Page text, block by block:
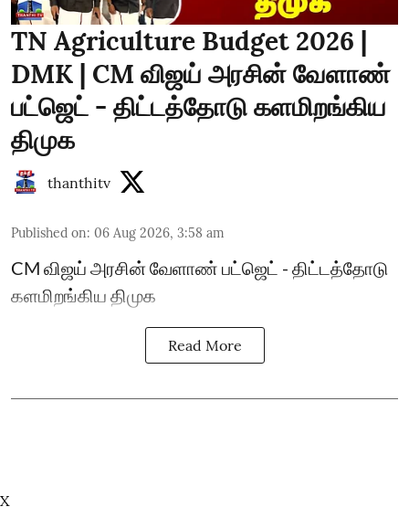
TN Agriculture Budget 2026 |
DMK | CM விஜய் அரசின் வேளாண்
பட்ஜெட் - திட்டத்தோடு களமிறங்கிய
திமுக
thanthitv
Published on: 06 Aug 2026, 3:58 am
CM விஜய் அரசின் வேளாண் பட்ஜெட் - திட்டத்தோடு
களமிறங்கிய திமுக
Read More
X